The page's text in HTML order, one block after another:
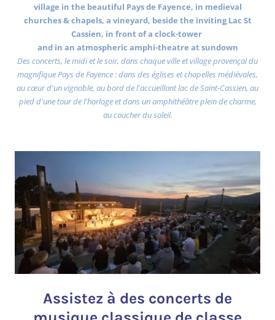
village in the beautiful Pays de Fayence, in medieval
churches & chapels, a vineyard, beside the inviting Lac St
Cassien, in front of a clock-tower
and in an atmospheric amphi-theatre at sundown
Des concerts, le midi et le soir, dans chaque ville et village provençal du
magnifique Pays de Fayence : dans des églises et chapelles médiévales,
au cœur d'un vignoble, au bord de l'accueillant lac de Saint-Cassien, au
pied d'une tour de l'horloge et dans un amphithéâtre plein de charme,
au coucher du soleil.
Assistez à des concerts de